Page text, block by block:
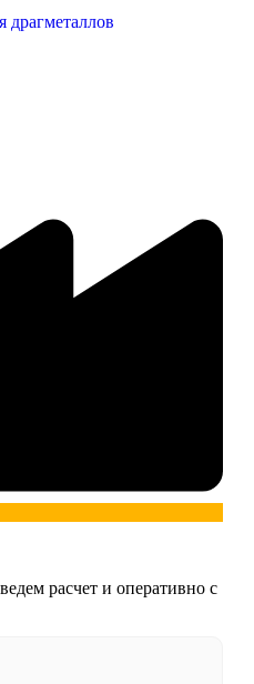
драгметаллов
расчет и оперативно с